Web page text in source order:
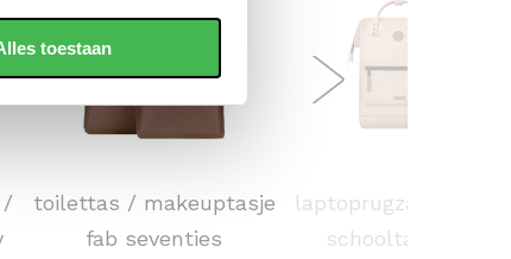
toestaan
/
toilettas / makeuptasje
fab seventies
laptoprugzak /
schooltas 16 inch